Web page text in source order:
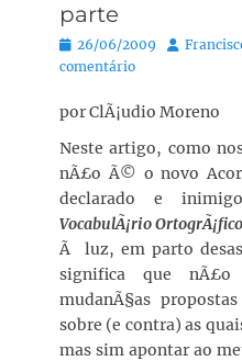
parte
Posted
on
26/06/2009 Autor:
comentário
por ClÃ¡udio Moreno
Neste artigo, como
nÃ£o Ã© o novo
declarado e
VocabulÃ¡rio OrtogrÃ¡fico
Ã luz, em parto
significa que
mudanÃ§as
sobre (e contra) as
mas sim apontar ao